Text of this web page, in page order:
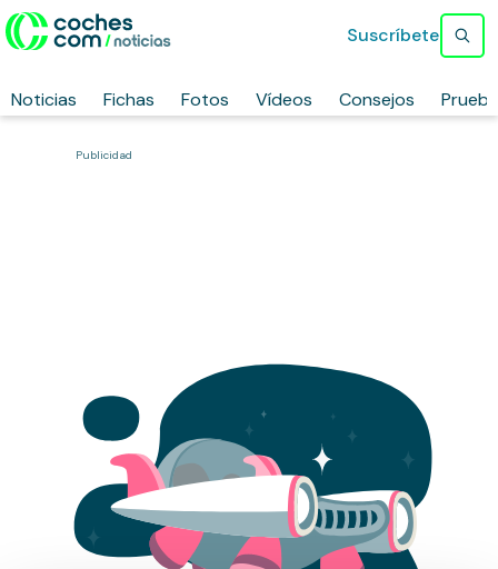
Noticias Fichas Fotos Vídeos Consejos
Suscríbete
Publicidad